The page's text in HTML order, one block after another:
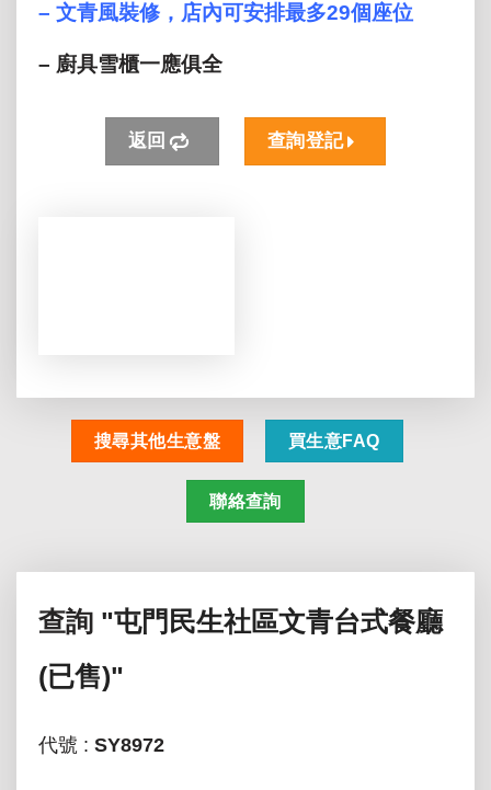
– 文青風裝修， 店內可安排最多29個座位
– 廚具雪櫃一應俱全
返回 查詢登記
搜尋其他生意盤 買生意FAQ
聯絡查詢
查詢 "屯門民生社區文青台式餐廳
(已售)"
代號 : SY8972